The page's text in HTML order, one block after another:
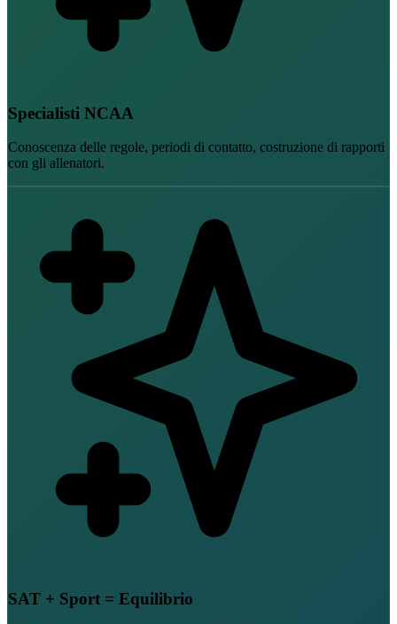
Specialisti NCAA
Conoscenza delle regole, periodi di contatto, costruzione di rapporti
con gli allenatori.
SAT + Sport = Equilibrio